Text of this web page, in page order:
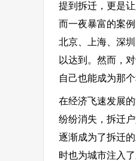
提到拆迁，更是
而一夜暴富的案
北京、上海、深
以达到。然而，
自己也能成为那
在经济飞速发展
纷纷消失，拆迁
逐渐成为了拆迁
时也为城市注入